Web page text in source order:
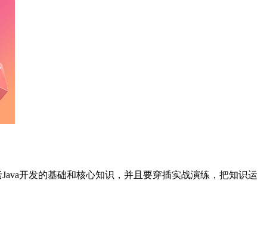
开发的基础和核心知识，并且要穿插实战演练，把知识运